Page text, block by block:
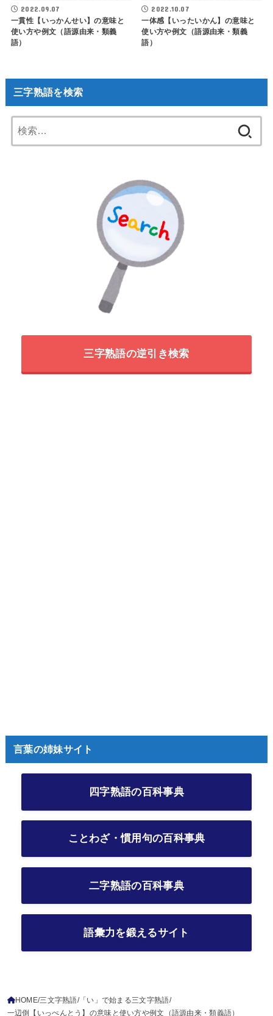
2022.09.07
一貫性【いっかんせい】の意味と
使い方や例文（語源由来・類義
語）
2022.10.07
一体感【いったいかん】の意味と
使い方や例文（語源由来・類義
語）
三字熟語を検索
索:
三字熟語の逆引き検索
言葉の姉妹サイト
四字熟語の百科事典
ことわざ・慣用句の百科事典
二字熟語の百科事典
語彙力を鍛えるサイト
HOME 三文字熟語
「い」で始まる三文字熟語
一辺倒【いっぺんとう】の意味と使い方や例文（語源由来・類義語）